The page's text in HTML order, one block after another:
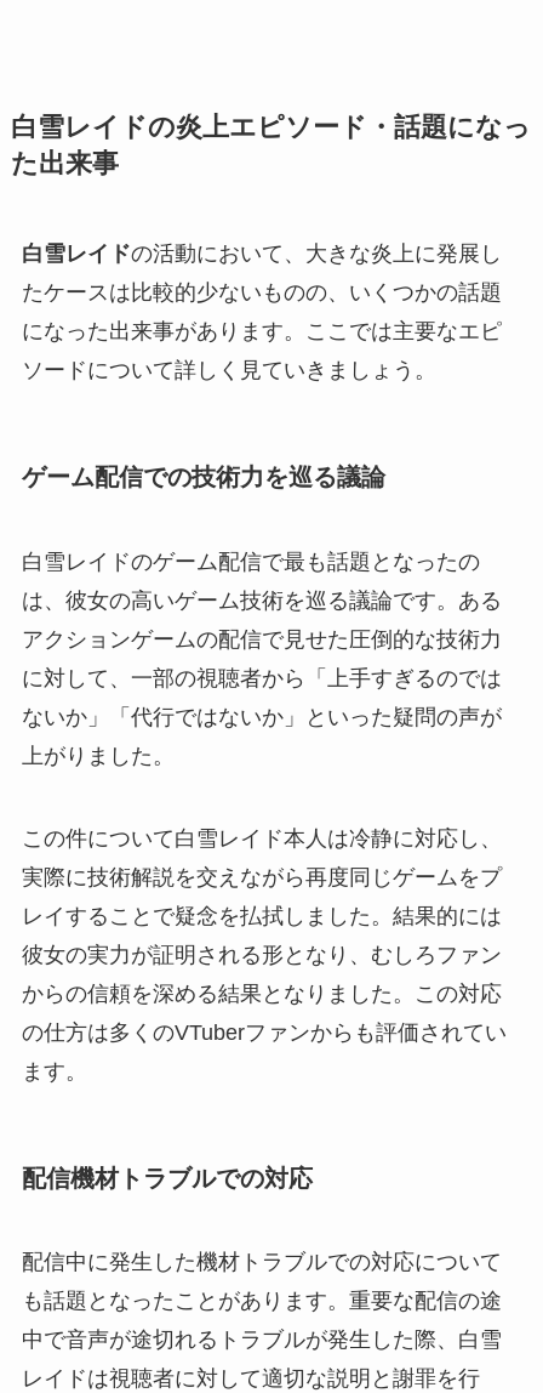
白雪レイドの炎上エピソード・話題になっ
た出来事
白雪レイドの活動において、大きな炎上に発展し
たケースは比較的少ないものの、いくつかの話題
になった出来事があります。ここでは主要なエピ
ソードについて詳しく見ていきましょう。
ゲーム配信での技術力を巡る議論
白雪レイドのゲーム配信で最も話題となったの
は、彼女の高いゲーム技術を巡る議論です。ある
アクションゲームの配信で見せた圧倒的な技術力
に対して、一部の視聴者から「上手すぎるのでは
ないか」「代行ではないか」といった疑問の声が
上がりました。
この件について白雪レイド本人は冷静に対応し、
実際に技術解説を交えながら再度同じゲームをプ
レイすることで疑念を払拭しました。結果的には
彼女の実力が証明される形となり、むしろファン
からの信頼を深める結果となりました。この対応
の仕方は多くのVTuberファンからも評価されてい
ます。
配信機材トラブルでの対応
配信中に発生した機材トラブルでの対応について
も話題となったことがあります。重要な配信の途
中で音声が途切れるトラブルが発生した際、白雪
レイドは視聴者に対して適切な説明と謝罪を行